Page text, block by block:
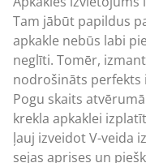
Tam jābūt papildus
apkakle nebūs labi
neglīti. Tomēr,
nodrošināts perfekts
Pogu skaits
krekla apkaklei
ļauj izveidot V-veida
sejas aprises un